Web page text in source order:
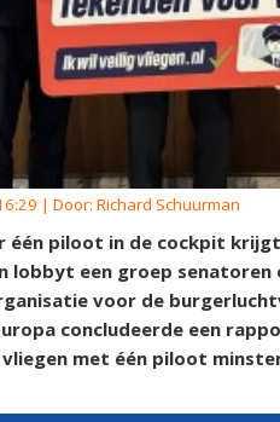
| Door: Richard Schuurman
één piloot in de cockpit
lobbyt een groep
voor de
concludeerde een
met één piloot